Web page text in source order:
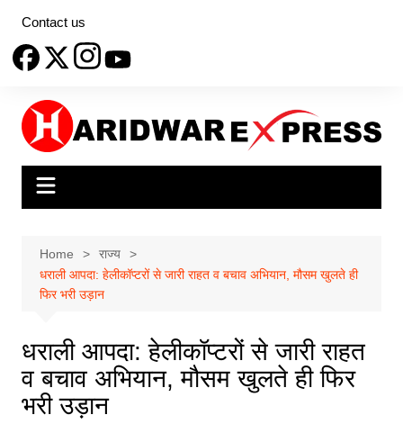
content
Contact us
Home
राज्य
धराली आपदा: हेलीकॉप्टरों से जारी राहत व बचाव अभियान, मौसम खुलते ही
फिर भरी उड़ान
धराली आपदा: हेलीकॉप्टरों से जारी राहत
व बचाव अभियान, मौसम खुलते ही फिर
भरी उड़ान